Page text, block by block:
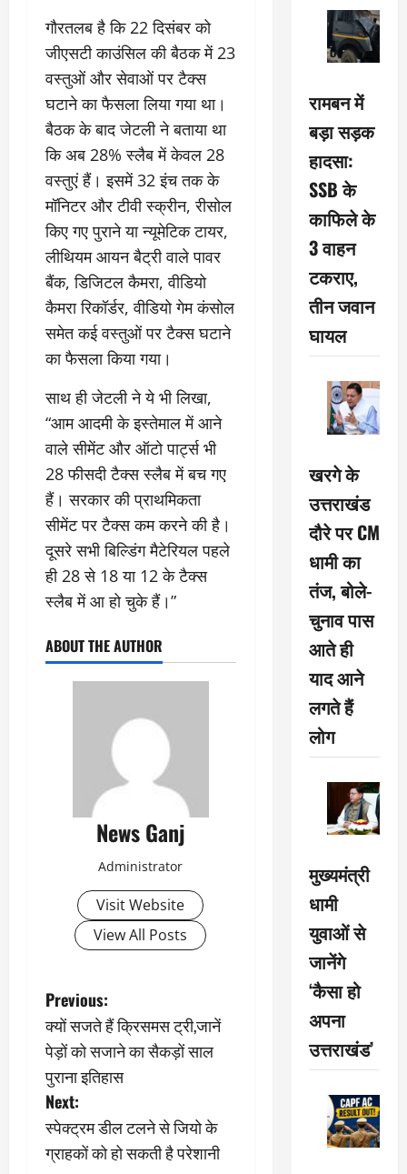
गौरतलब है कि 22 दिसंबर को
जीएसटी काउंसिल की बैठक में 23
वस्तुओं और सेवाओं पर टैक्स
घटाने का फैसला लिया गया था।
बैठक के बाद जेटली ने बताया था
कि अब 28% स्लैब में केवल 28
वस्तुएं हैं। इसमें 32 इंच तक के
मॉनिटर और टीवी स्क्रीन, रीसोल
किए गए पुराने या न्यूमेटिक टायर,
लीथियम आयन बैट्री वाले पावर
बैंक, डिजिटल कैमरा, वीडियो
कैमरा रिकॉर्डर, वीडियो गेम कंसोल
समेत कई वस्तुओं पर टैक्स घटाने
का फैसला किया गया।
साथ ही जेटली ने ये भी लिखा,
“आम आदमी के इस्तेमाल में आने
वाले सीमेंट और ऑटो पार्ट्स भी
28 फीसदी टैक्स स्लैब में बच गए
हैं। सरकार की प्राथमिकता
सीमेंट पर टैक्स कम करने की है।
दूसरे सभी बिल्डिंग मैटेरियल पहले
ही 28 से 18 या 12 के टैक्स
स्लैब में आ हो चुके हैं।”
ABOUT THE AUTHOR
News Ganj
Administrator
Visit Website
View All Posts
P
o
s
t
n
Previous:
क्यों सजते हैं क्रिसमस ट्री,जानें
पेड़ों को सजाने का सैकड़ों साल
पुराना इतिहास
Next:
स्पेक्ट्रम डील टलने से जियो के
ग्राहकों को हो सकती है परेशानी
रामबन में
बड़ा सड़क
हादसा:
SSB के
काफिले के
3 वाहन
टकराए,
तीन जवान
घायल
खरगे के
उत्तराखंड
दौरे पर CM
धामी का
तंज, बोले-
चुनाव पास
आते ही
याद आने
लगते हैं
लोग
मुख्यमंत्री
धामी
युवाओं से
जानेंगे
‘कैसा हो
अपना
उत्तराखंड’